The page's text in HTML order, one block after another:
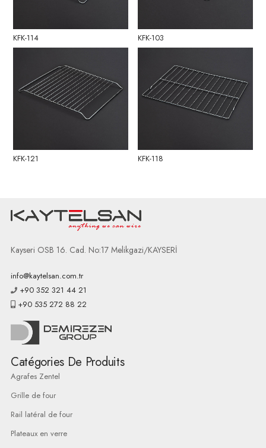
KFK-114 KFK-103
KFK-121 KFK-118
Kayseri OSB 16. Cad. No:17 Melikgazi/KAYSERİ
info@kaytelsan.com.tr
+90 352 321 44 21
+90 535 272 88 22
Catégories De Produits
Agrafes Zentel
Grille de four
Rail latéral de four
Plateaux en verre